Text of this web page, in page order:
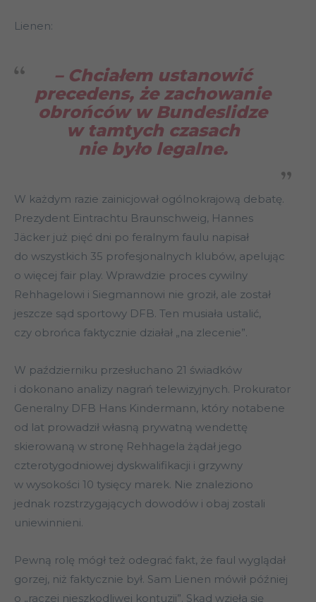
Lienen:
– Chciałem ustanowić
precedens, że zachowanie
obrońców w Bundeslidze
w tamtych czasach
nie było legalne.
W każdym razie zainicjował ogólnokrajową debatę.
Prezydent Eintrachtu Braunschweig, Hannes
Jäcker już pięć dni po feralnym faulu napisał
do wszystkich 35 profesjonalnych klubów, apelując
o więcej fair play. Wprawdzie proces cywilny
Rehhagelowi i Siegmannowi nie groził, ale został
jeszcze sąd sportowy DFB. Ten musiała ustalić,
czy obrońca faktycznie działał „na zlecenie”.
W październiku przesłuchano 21 świadków
i dokonano analizy nagrań telewizyjnych. Prokurator
Generalny DFB Hans Kindermann, który notabene
od lat prowadził własną prywatną wendettę
skierowaną w stronę Rehhagela żądał jego
czterotygodniowej dyskwalifikacji i grzywny
w wysokości 10 tysięcy marek. Nie znaleziono
jednak rozstrzygających dowodów i obaj zostali
uniewinnieni.
Pewną rolę mógł też odegrać fakt, że faul wyglądał
gorzej, niż faktycznie był. Sam Lienen mówił później
o „raczej nieszkodliwej kontuzji”. Skąd wzięła się